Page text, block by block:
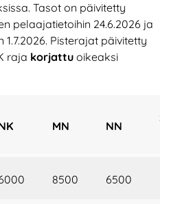
Tasot on päivitetty
pelaajatietoihin 24.6.2026 ja
Pisterajat päivitetty
raja korjattu oikeaksi
MN NN
SN
8500 6500